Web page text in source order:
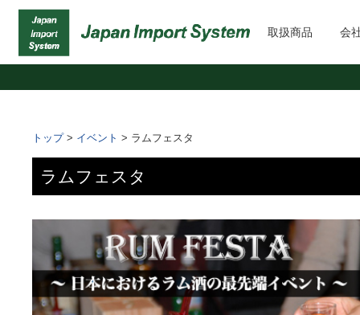
取扱商品 会
トップ> イベント > ラムフェスタ
ラムフェスタ